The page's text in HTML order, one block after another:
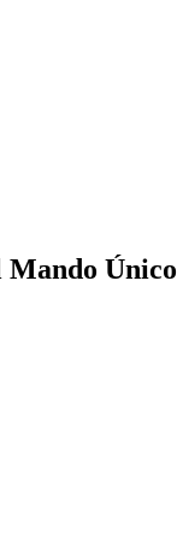
Mando Único